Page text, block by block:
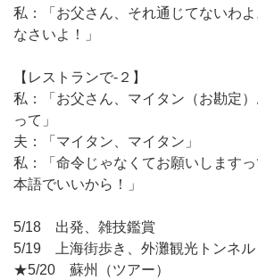
私：「お父さん、それ通じてないわ
なさいよ！」
【レストランで-２】
私：「お父さん、マイタン（お勘定
って」
夫：「マイタン、マイタン」
私：「命令じゃなくてお願いします
本語でいいから！」
5/18 出発、雑技鑑賞
5/19 上海街歩き、外灘観光トンネル
★5/20 蘇州（ツアー）